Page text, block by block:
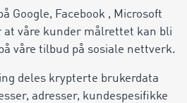
Google, Facebook , Microsoft
at våre kunder målrettet kan bli
våre tilbud på sosiale nettverk.
deles krypterte brukerdata
adresser, kundespesifikke